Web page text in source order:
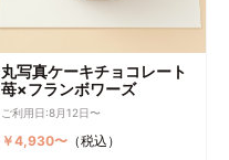
丸写真ケーキチョコレート
苺×フランボワーズ
ご利用日:8月12日〜
￥4,930〜 （税込）